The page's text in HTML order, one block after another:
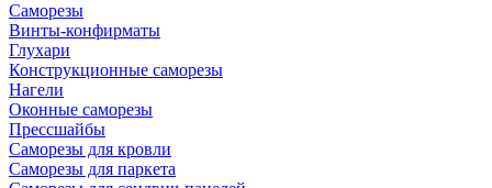
Саморезы
Винты-конфирматы
Глухари
Конструкционные саморезы
Нагели
Оконные саморезы
Прессшайбы
Саморезы для кровли
Саморезы для паркета